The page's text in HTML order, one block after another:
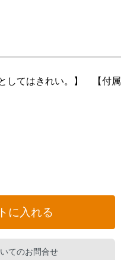
してはきれい。】 【付属
に入れる
てのお問合せ